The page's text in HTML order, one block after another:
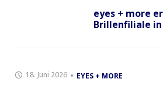
eyes + more
Brillenfiliale in
18. Juni 2026 EYES + MORE